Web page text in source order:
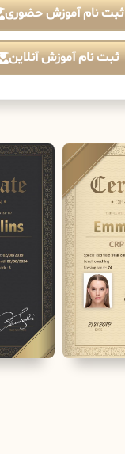
ثبت نام آموزش حضوری
ثبت نام آموزش آنلاین